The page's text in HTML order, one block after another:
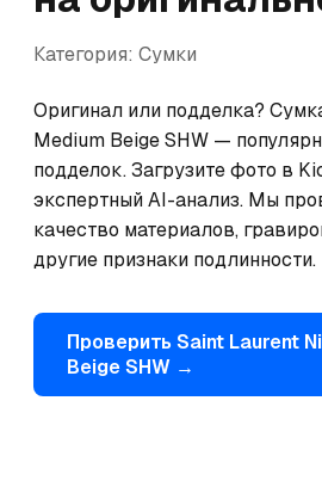
Категория: Сумки
Оригинал или подделка?
Medium Beige SHW —
подделок. Загрузите фото в
экспертный AI-анализ. Мы
качество материалов,
другие признаки подлинности.
Проверить Saint Laurent
Beige SHW →